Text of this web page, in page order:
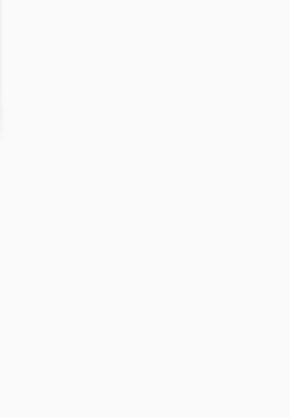
\text{Sembol